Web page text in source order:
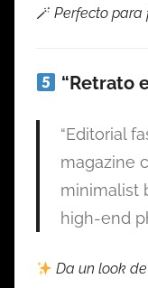
🪄 Perfecto para
“Retrato
“Editorial
magazine
minimalist
high-end
Da un look